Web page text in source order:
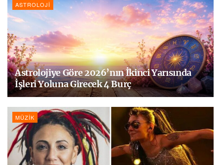
ASTROLOJI
Astrolojiye Göre 2026’nın İkinci Yarısında
İşleri Yoluna Girecek 4 Burç
MÜZIK